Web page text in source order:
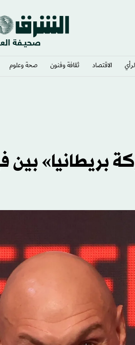
الاقتصاد ثقافة وفنون صحة وعلوم
بريطانيا»